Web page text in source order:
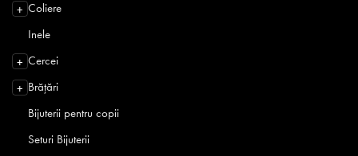
+ Coliere
Inele
+ Cercei
+ Brățări
Bijuterii pentru copii
Seturi Bijuterii